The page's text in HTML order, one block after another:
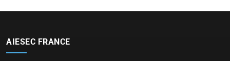
AIESEC FRANCE